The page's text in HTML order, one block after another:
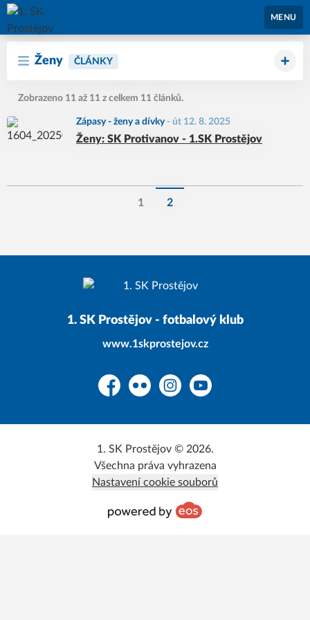
1. SK Prostějov
MENU
Ženy ČLÁNKY
Zobrazeno 11 až 11 z celkem 11 článků.
Zápasy - ženy a dívky- út 12. 8. 2025
Ženy: SK Protivanov - 1.SK Prostějov
1 2
1. SK Prostějov - fotbalový klub
www.1skprostejov.cz
FacebookFlickr InstagramYouTube
1. SK Prostějov © 2026.
Všechna práva vyhrazena
Nastavení cookie souborů